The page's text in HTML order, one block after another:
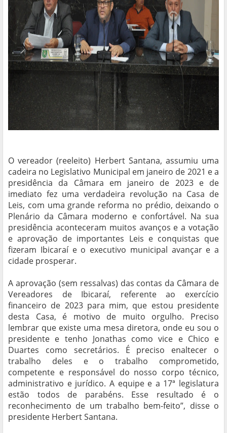
O vereador (reeleito) Herbert Santana, assumiu uma
cadeira no Legislativo Municipal em janeiro de 2021 e a
presidência da Câmara em janeiro de 2023 e de
imediato fez uma verdadeira revolução na Casa de
Leis, com uma grande reforma no prédio, deixando o
Plenário da Câmara moderno e confortável. Na sua
presidência aconteceram muitos avanços e a votação
e aprovação de importantes Leis e conquistas que
fizeram Ibicaraí e o executivo municipal avançar e a
cidade prosperar.
A aprovação (sem ressalvas) das contas da Câmara de
Vereadores de Ibicaraí, referente ao exercício
financeiro de 2023 para mim, que estou presidente
desta Casa, é motivo de muito orgulho. Preciso
lembrar que existe uma mesa diretora, onde eu sou o
presidente e tenho Jonathas como vice e Chico e
Duartes como secretários. É preciso enaltecer o
trabalho deles e o trabalho comprometido,
competente e responsável do nosso corpo técnico,
administrativo e jurídico. A equipe e a 17ª legislatura
estão todos de parabéns. Esse resultado é o
reconhecimento de um trabalho bem-feito”, disse o
presidente Herbert Santana.